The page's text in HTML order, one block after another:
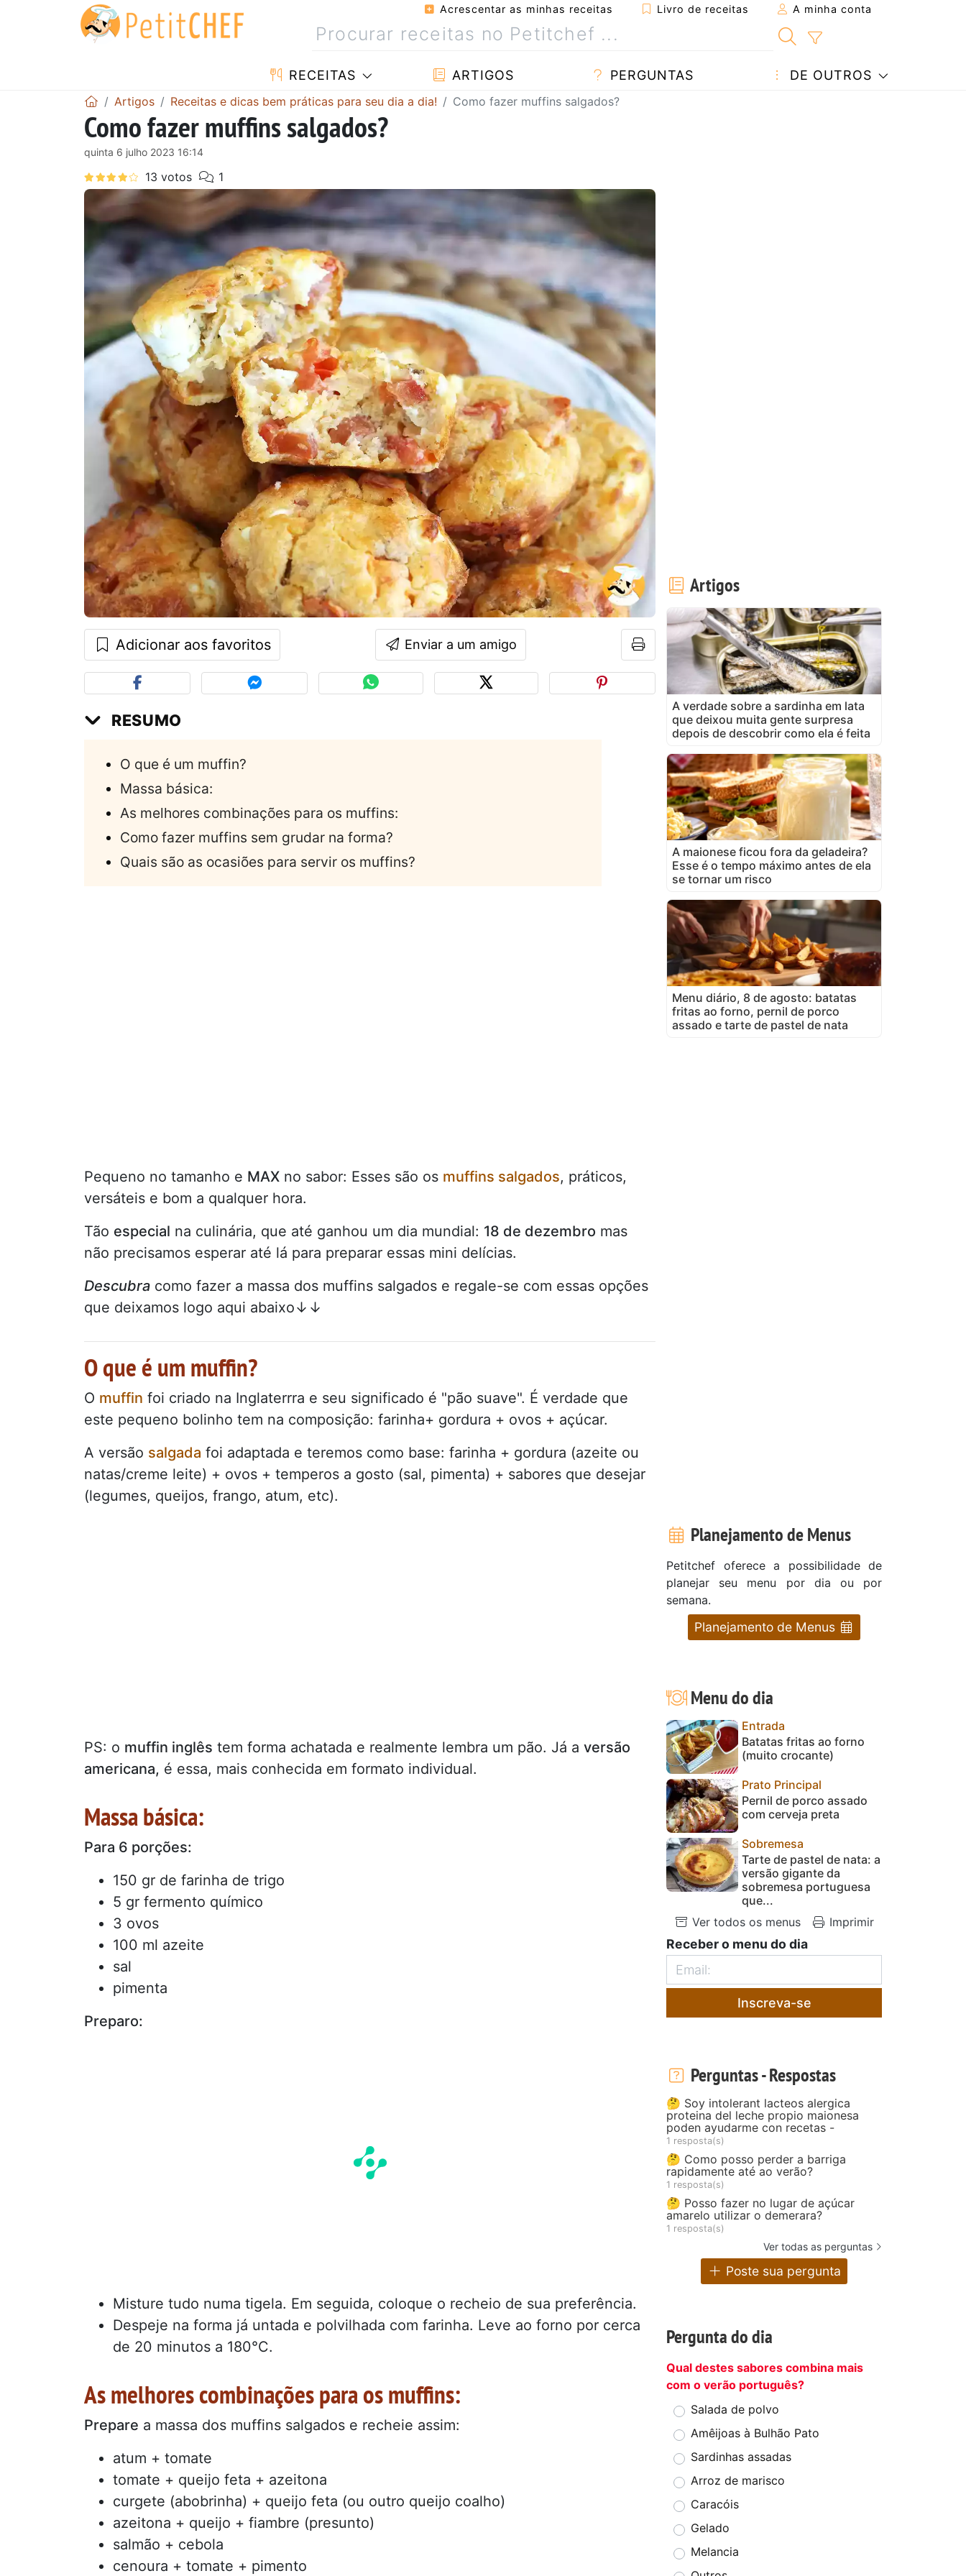
Acrescentar as minhas receitas Livro de receitas A minha conta
RECEITAS ARTIGOS PERGUNTAS DE OUTROS
Artigos Receitas e dicas bem práticas para seu dia a dia! Como fazer muffins salgados?
Como fazer muffins salgados?
quinta 6 julho 2023 16:14
Adicionar aos favoritos Enviar a um amigo
RESUMO
O que é um muffin?
Massa básica:
As melhores combinações para os muffins:
Como fazer muffins sem grudar na forma?
Quais são as ocasiões para servir os muffins?
Pequeno no tamanho e MAX no sabor: Esses são os muffins salgados, práticos,
versáteis e bom a qualquer hora.
Tão especial na culinária, que até ganhou um dia mundial: 18 de dezembro mas
não precisamos esperar até lá para preparar essas mini delícias.
Descubra como fazer a massa dos muffins salgados e regale-se com essas opções
que deixamos logo aqui abaixo↓↓
O que é um muffin?
O muffin foi criado na Inglaterrra e seu significado é "pão suave". É verdade que
este pequeno bolinho tem na composição: farinha+ gordura + ovos + açúcar.
A versão salgada foi adaptada e teremos como base: farinha + gordura (azeite ou
natas/creme leite) + ovos + temperos a gosto (sal, pimenta) + sabores que desejar
(legumes, queijos, frango, atum, etc).
PS: o muffin inglês tem forma achatada e realmente lembra um pão. Já a versão
americana, é essa, mais conhecida em formato individual.
Massa básica:
Para 6 porções:
150 gr de farinha de trigo
5 gr fermento químico
3 ovos
100 ml azeite
sal
pimenta
Preparo:
Misture tudo numa tigela. Em seguida, coloque o recheio de sua preferência.
Despeje na forma já untada e polvilhada com farinha. Leve ao forno por cerca
de 20 minutos a 180°C.
As melhores combinações para os muffins:
Prepare a massa dos muffins salgados e recheie assim:
atum + tomate
tomate + queijo feta + azeitona
curgete (abobrinha) + queijo feta (ou outro queijo coalho)
azeitona + queijo + fiambre (presunto)
salmão + cebola
cenoura + tomate + pimento
Artigos
A verdade sobre a sardinha em lata
que deixou muita gente surpresa
depois de descobrir como ela é feita
A maionese ficou fora da geladeira?
Esse é o tempo máximo antes de ela
se tornar um risco
Menu diário, 8 de agosto: batatas
fritas ao forno, pernil de porco
assado e tarte de pastel de nata
Planejamento de Menus
Petitchef oferece a possibilidade de
planejar seu menu por dia ou por
semana.
Planejamento de Menus
Menu do dia
Entrada
Batatas fritas ao forno
(muito crocante)
Prato Principal
Pernil de porco assado
com cerveja preta
Sobremesa
Tarte de pastel de nata: a
versão gigante da
sobremesa portuguesa
que...
Ver todos os menus
Imprimir
Receber o menu do dia
Inscreva-se
Perguntas - Respostas
🤔 Soy intolerant lacteos alergica
proteina del leche propio maionesa
poden ayudarme con recetas -
1 resposta(s)
🤔 Como posso perder a barriga
rapidamente até ao verão?
1 resposta(s)
🤔 Posso fazer no lugar de açúcar
amarelo utilizar o demerara?
1 resposta(s)
Ver todas as perguntas
Poste sua pergunta
Pergunta do dia
Qual destes sabores combina mais
com o verão português?
Salada de polvo
Amêijoas à Bulhão Pato
Sardinhas assadas
Arroz de marisco
Caracóis
Gelado
Melancia